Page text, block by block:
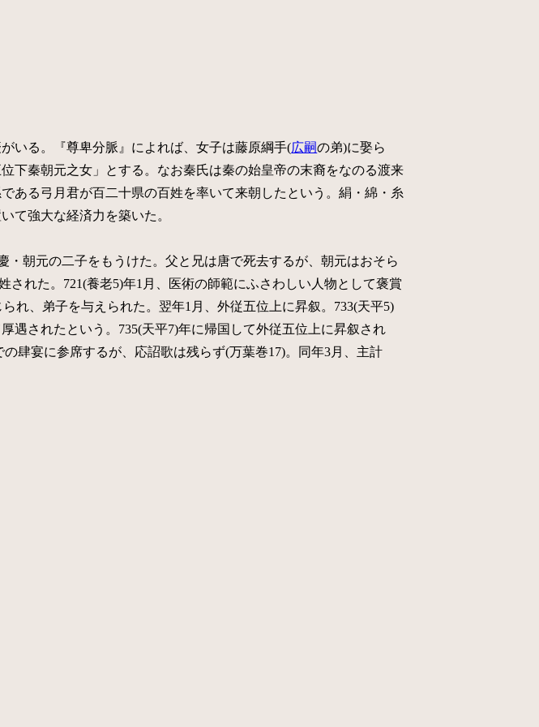
る。『尊卑分脈』によれば、女子は藤原綱手(広嗣の弟)に娶ら
下秦朝元之女」とする。なお秦氏は秦の始皇帝の末裔をなのる渡来
ある弓月君が百二十県の百姓を率いて来朝したという。絹・綿・糸
て強大な経済力を築いた。
朝元の二子をもうけた。父と兄は唐で死去するが、朝元はおそら
された。721(養老5)年1月、医術の師範にふさわしい人物として褒賞
れ、弟子を与えられた。翌年1月、外従五位上に昇叙。733(天平5)
遇されたという。735(天平7)年に帰国して外従五位上に昇叙され
肆宴に参席するが、応詔歌は残らず(万葉巻17)。同年3月、主計